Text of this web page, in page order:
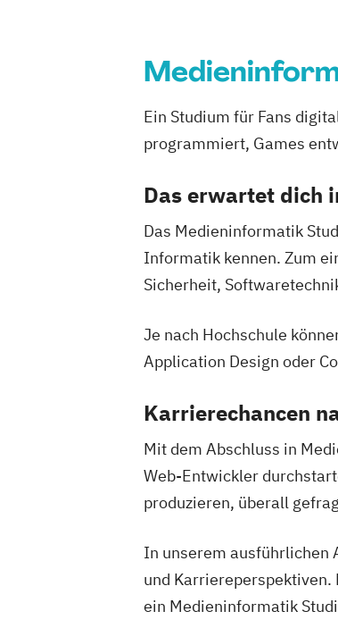
Ein Studium für Fans
programmiert, Games
Das erwartet dich
Das Medieninformatik
Informatik kennen. Zum
Sicherheit,
Je nach Hochschule
Application Design oder
Karrierechancen
Mit dem Abschluss in
Web-Entwickler
produzieren, überall
In unserem ausführlichen
und
ein Medieninformatik